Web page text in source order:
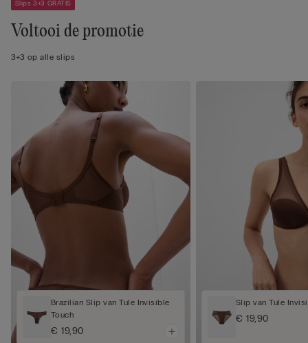
Slips 3+3 GRATIS
Voltooi de promotie
3+3 op alle slips
Brazilian Slip van Tule Invisible
Touch
€ 19,90
Slip van Tule
€ 19,90